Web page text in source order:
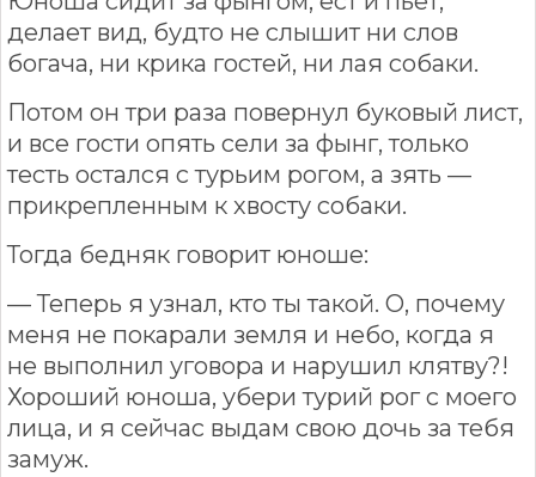
делает вид, будто не слышит ни слов
богача, ни крика гостей, ни лая собаки.
Потом он три раза повернул буковый лист,
и все гости опять сели за фынг, только
тесть остался с турьим рогом, а зять —
прикрепленным к хвосту собаки.
Тогда бедняк говорит юноше:
— Теперь я узнал, кто ты такой. О, почему
меня не покарали земля и небо, когда я
не выполнил уговора и нарушил клятву?!
Хороший юноша, убери турий рог с моего
лица, и я сейчас выдам свою дочь за тебя
замуж.